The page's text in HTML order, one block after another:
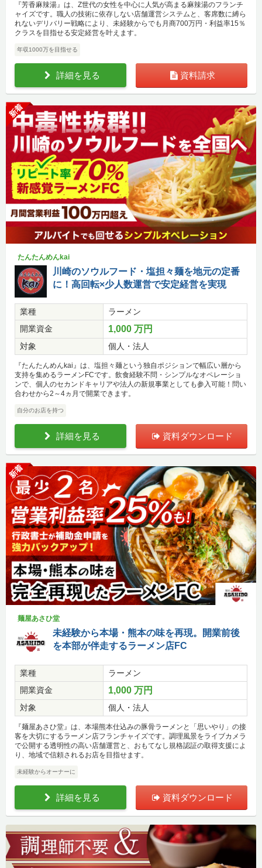
『芳香麻辣湯』は、Z世代の女性を中心に人気が高まる麻辣湯のフランチ
ャイズです。職人の技術に依存しない店舗運営システムと、客席数に縛ら
れないデリバリー戦略により、未経験からでも月商700万円・利益率15％
クラスを目指せる安定経営を叶えます。
年収1000万を目指せる
詳細を見る 資料請求
新着
たんたんめんkai
川崎のソウルフード・塩担々麺を地元の定番
に！高回転×少人数運営で安定経営を実現
業種
ラーメン
開業資金
1,000 万円
対象 個人・法人
『たんたんめんkai』は、塩担々麺という独自ポジションで幅広い層から
支持を集めるラーメンFCです。飲食経験不問・シンプルなオペレーショ
ンで、個人のセカンドキャリアや法人の新規事業としても参入可能！問い
合わせから2～4ヵ月で開業できます。
自分のお店を持つ
詳細を見る 資料ダウンロード
新着
麺屋あさひ堂
未経験から本場・熊本の味を再現。開業前後
を本部が伴走するラーメン店FC
業種
ラーメン
開業資金
1,000 万円
対象 個人・法人
『麺屋あさひ堂』は、本場熊本仕込みの豚骨ラーメンと「思いやり」の接
客を大切にするラーメン店フランチャイズです。調理風景をライブカメラ
で公開する透明性の高い店舗運営と、おもてなし規格認証の取得支援によ
り、地域で信頼されるお店を目指せます。
未経験からオーナーに
詳細を見る 資料ダウンロード